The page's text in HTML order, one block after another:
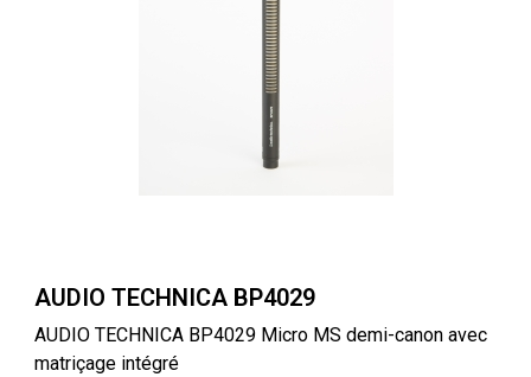
AUDIO TECHNICA BP4029
AUDIO TECHNICA BP4029 Micro MS demi-canon avec
matriçage intégré